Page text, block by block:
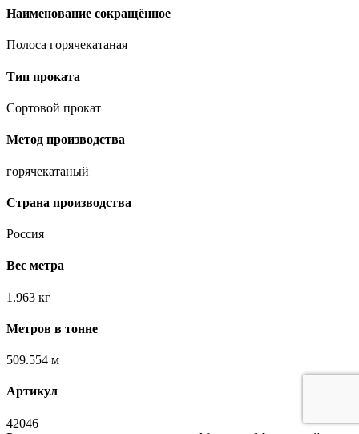
Наименование сокращённое
Полоса горячекатаная
Тип проката
Сортовой прокат
Метод производства
горячекатаный
Страна производства
Россия
Вес метра
1.963 кг
Метров в тонне
509.554 м
Артикул
42046